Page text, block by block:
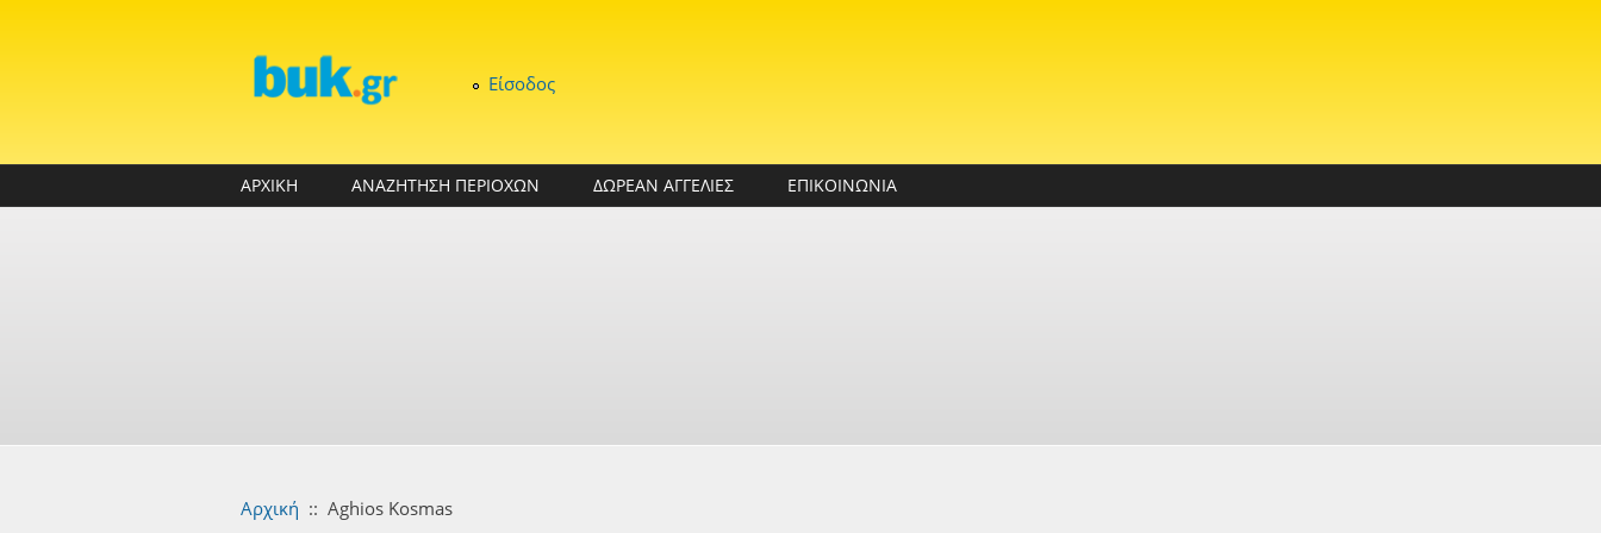
Είσοδος
ΑΡΧΙΚΗ ΑΝΑΖΗΤΗΣΗ ΠΕΡΙΟΧΩΝ ΔΩΡΕΑΝ ΑΓΓΕΛΙΕΣ ΕΠΙΚΟΙΝΩΝΙΑ
Αρχική :: Aghios Kosmas